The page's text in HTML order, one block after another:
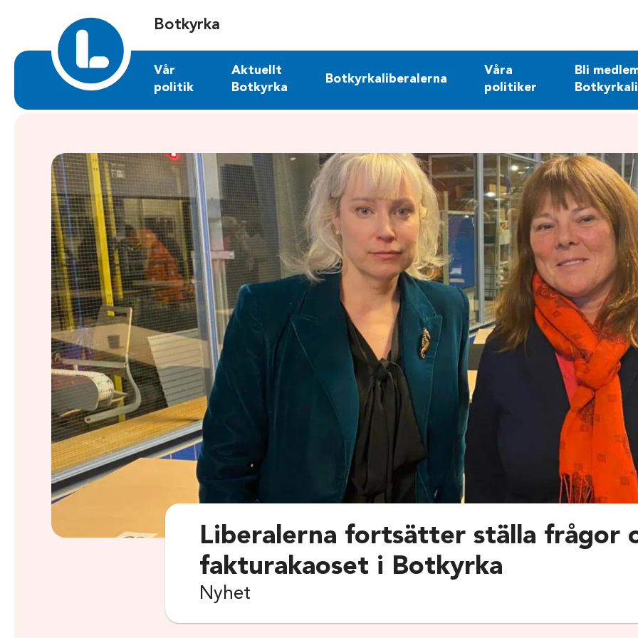
Botkyrka
Vår
politik
Aktuellt
Botkyrka
Botkyrkaliberalerna
Våra
politiker
Bli
Liberalerna fortsätter ställa frågor
fakturakaoset i Botkyrka
Nyhet